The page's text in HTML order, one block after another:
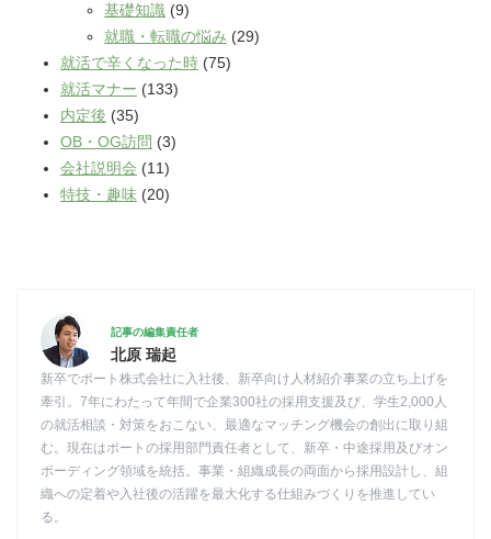
基礎知識 (9)
就職・転職の悩み (29)
就活で辛くなった時 (75)
就活マナー (133)
内定後 (35)
OB・OG訪問 (3)
会社説明会 (11)
特技・趣味 (20)
記事の編集責任者
北原 瑞起
新卒でポート株式会社に入社後、新卒向け人材紹介事業の立ち上げを
牽引。7年にわたって年間で企業300社の採用支援及び、学生2,000人
の就活相談・対策をおこない、最適なマッチング機会の創出に取り組
む。現在はポートの採用部門責任者として、新卒・中途採用及びオン
ボーディング領域を統括。事業・組織成長の両面から採用設計し、組
織への定着や入社後の活躍を最大化する仕組みづくりを推進してい
る。